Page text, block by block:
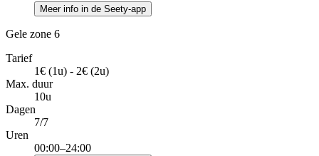
Meer info in de Seety-app
Gele zone 6
Tarief
1€ (1u) - 2€ (2u)
Max. duur
10u
Dagen
7/7
Uren
00:00–24:00